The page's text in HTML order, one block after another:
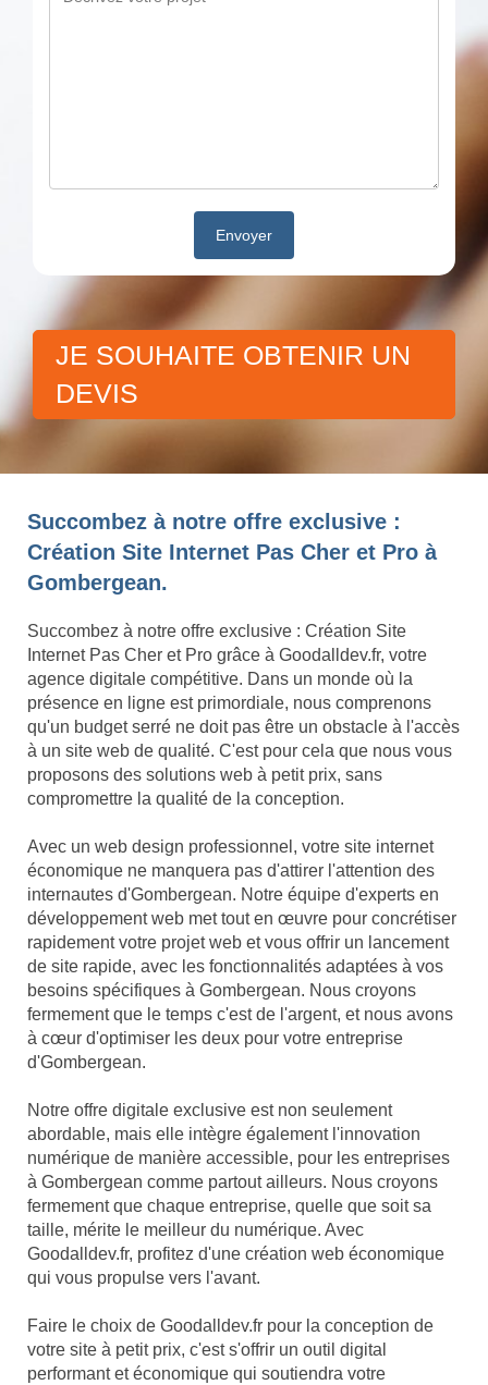
JE SOUHAITE OBTENIR UN
DEVIS
Succombez à notre offre exclusive :
Création Site Internet Pas Cher et Pro à
Gombergean.
Succombez à notre offre exclusive : Création Site
Internet Pas Cher et Pro grâce à Goodalldev.fr, votre
agence digitale compétitive. Dans un monde où la
présence en ligne est primordiale, nous comprenons
qu'un budget serré ne doit pas être un obstacle à l'accès
à un site web de qualité. C'est pour cela que nous vous
proposons des solutions web à petit prix, sans
compromettre la qualité de la conception.
Avec un web design professionnel, votre site internet
économique ne manquera pas d'attirer l'attention des
internautes d'Gombergean. Notre équipe d'experts en
développement web met tout en œuvre pour concrétiser
rapidement votre projet web et vous offrir un lancement
de site rapide, avec les fonctionnalités adaptées à vos
besoins spécifiques à Gombergean. Nous croyons
fermement que le temps c'est de l'argent, et nous avons
à cœur d'optimiser les deux pour votre entreprise
d'Gombergean.
Notre offre digitale exclusive est non seulement
abordable, mais elle intègre également l'innovation
numérique de manière accessible, pour les entreprises
à Gombergean comme partout ailleurs. Nous croyons
fermement que chaque entreprise, quelle que soit sa
taille, mérite le meilleur du numérique. Avec
Goodalldev.fr, profitez d'une création web économique
qui vous propulse vers l'avant.
Faire le choix de Goodalldev.fr pour la conception de
votre site à petit prix, c'est s'offrir un outil digital
performant et économique qui soutiendra votre